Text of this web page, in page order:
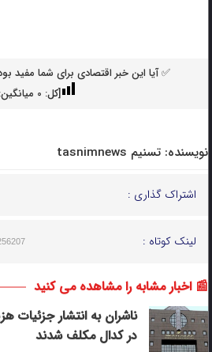
✅ آیا این خبر اقتصادی برای شما مفید
[کل: 0میانگین:
نویسنده: تسنیم tasnimnews
اشتراک گذاری :
لینک کوتاه :
📰 اخبار مشابه را مشاهده می کنید
ناشران به انتشار جزئیات
در کدال مکلف شدند